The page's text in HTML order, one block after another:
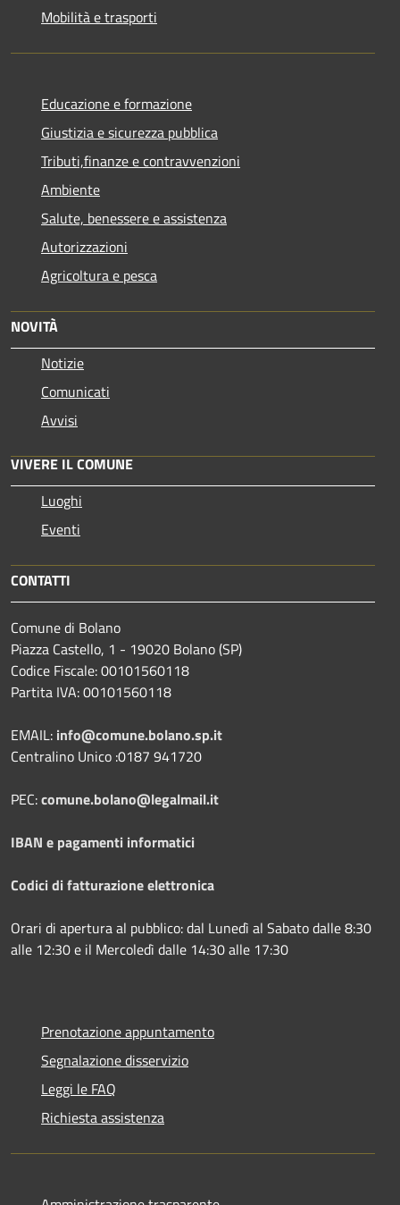
Mobilità e trasporti
Educazione e formazione
Giustizia e sicurezza pubblica
Tributi,finanze e contravvenzioni
Ambiente
Salute, benessere e assistenza
Autorizzazioni
Agricoltura e pesca
NOVITÀ
Notizie
Comunicati
Avvisi
VIVERE IL COMUNE
Luoghi
Eventi
CONTATTI
Comune di Bolano
Piazza Castello, 1 - 19020 Bolano (SP)
Codice Fiscale: 00101560118
Partita IVA: 00101560118
EMAIL: info@comune.bolano.sp.it
Centralino Unico :0187 941720
PEC:comune.bolano@legalmail.it
IBAN e pagamenti informatici
Codici di fatturazione elettronica
Orari di apertura al pubblico: dal Lunedì al Sabato dalle 8:30
alle 12:30 e il Mercoledì dalle 14:30 alle 17:30
Prenotazione appuntamento
Segnalazione disservizio
Leggi le FAQ
Richiesta assistenza